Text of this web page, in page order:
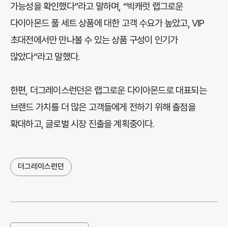
가능성을 확인했다”라고 말하며, “빅캐럿 랩그로운
다이아몬드 풀 세트 상품에 대한 고객 수요가 높았고, VIP
초대전에서만 만나볼 수 있는 상품 구성이 인기가
많았다”라고 말했다.
한편, 더그레이스런던은 랩그로운 다이아몬드로 대표되는
브랜드 가치를 더 많은 고객들에게 전하기 위해 출점을
확대하고, 글로벌 시장 진출을 계획중이다.
더그레이스런던